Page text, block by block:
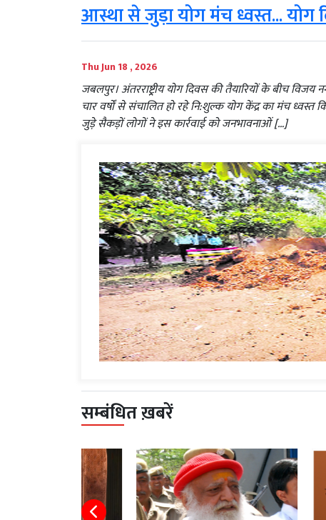
आस्था से जुड़ा योग मंच ध्वस्त... योग
Thu Jun 18 , 2026
जबलपुर। अंतरराष्ट्र्रीय योग दिवस की तैयारियों के बीच
चार वर्षों से संचालित हो रहे नि:शुल्क योग केंद्र का मंच ध्वस्त
जुड़े सैकड़ों लोगों ने इस कार्रवाई को जनभावनाओं […]
सम्बंधित ख़बरें